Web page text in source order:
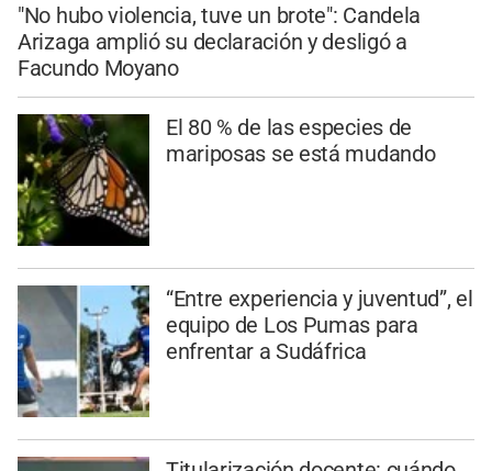
"No hubo violencia, tuve un brote": Candela
Arizaga amplió su declaración y desligó a
Facundo Moyano
El 80 % de las especies de
mariposas se está mudando
“Entre experiencia y juventud”, el
equipo de Los Pumas para
enfrentar a Sudáfrica